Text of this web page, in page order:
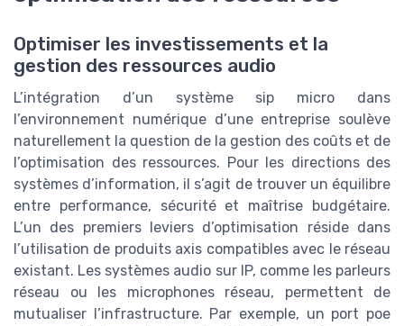
Optimiser les investissements et la
gestion des ressources audio
L’intégration d’un système sip micro dans
l’environnement numérique d’une entreprise soulève
naturellement la question de la gestion des coûts et de
l’optimisation des ressources. Pour les directions des
systèmes d’information, il s’agit de trouver un équilibre
entre performance, sécurité et maîtrise budgétaire.
L’un des premiers leviers d’optimisation réside dans
l’utilisation de produits axis compatibles avec le réseau
existant. Les systèmes audio sur IP, comme les parleurs
réseau ou les microphones réseau, permettent de
mutualiser l’infrastructure. Par exemple, un port poe